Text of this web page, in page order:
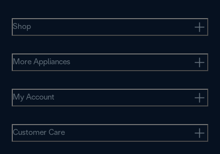
Shop
More Appliances
My Account
Customer Care